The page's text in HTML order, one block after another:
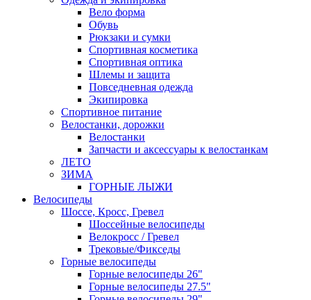
Вело форма
Обувь
Рюкзаки и сумки
Спортивная косметика
Спортивная оптика
Шлемы и защита
Повседневная одежда
Экипировка
Спортивное питание
Велостанки, дорожки
Велостанки
Запчасти и аксессуары к велостанкам
ЛЕТО
ЗИМА
ГОРНЫЕ ЛЫЖИ
Велосипеды
Шоссе, Кросс, Гревел
Шоссейные велосипеды
Велокросс / Гревел
Трековые/Фикседы
Горные велосипеды
Горные велосипеды 26"
Горные велосипеды 27.5"